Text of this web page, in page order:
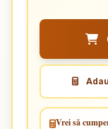
Vrei să